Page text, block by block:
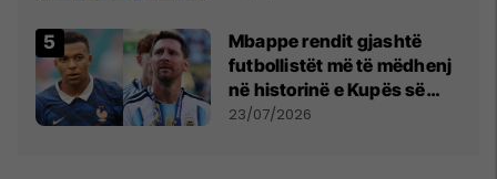
Mbappe rendit gjashtë
futbollistët më të mëdhenj
në historinë e Kupës së
Botës, Messi mbetet i dyti
23/07/2026